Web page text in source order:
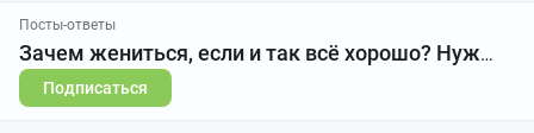
Посты-ответы
Зачем жениться, если и так всё хорошо? Нужен совет
Подписаться